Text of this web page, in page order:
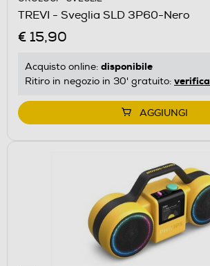
TREVI - Sveglia SLD 3P60-Nero
€ 15,90
Acquisto online: disponibile
Ritiro in negozio in 30' gratuito: verifica
AGGIUNGI